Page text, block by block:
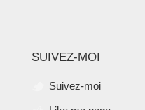
SUIVEZ-MOI
Suivez-moi